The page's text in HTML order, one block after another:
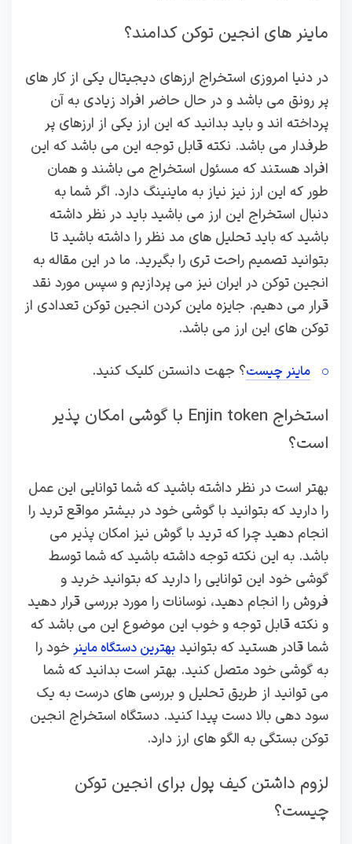
ماینر های انجین توکن کدامند؟
در دنیا امروزی استخراج ارزهای دیجیتال یکی از کار های
پر رونق می باشد و در حال حاضر افراد زیادی به آن
پرداخته اند و باید بدانید که این ارز یکی از ارزهای پر
طرفدار می باشد. نکته قابل توجه این می باشد که این
افراد هستند که مسئول استخراج می باشند و همان
طور که این ارز نیز نیاز به ماینینگ دارد. اگر شما به
دنبال استخراج این ارز می باشید باید در نظر داشته
باشید که باید تحلیل های مد نظر را داشته باشید تا
بتوانید تصمیم راحت تری را بگیرید. ما در این مقاله به
انجین توکن در ایران نیز می پردازیم و سپس مورد نقد
قرار می دهیم. جایزه ماین کردن انجین توکن تعدادی از
توکن های این ارز می باشد.
ماینر چیست؟ جهت دانستن کلیک کنید.
استخراج Enjin token با گوشی امکان پذیر
است؟
بهتر است در نظر داشته باشید که شما توانایی این عمل
را دارید که بتوانید با گوشی خود در بیشتر مواقع ترید را
انجام دهید چرا که ترید با گوش نیز امکان پذیر می
باشد. به این نکته توجه داشته باشید که شما توسط
گوشی خود این توانایی را دارید که بتوانید خرید و
فروش را انجام دهید، نوسانات را مورد بررسی قرار دهید
و نکته قابل توجه و خوب این موضوع این می باشد که
شما قادر هستید که بتوانید بهترین دستگاه ماینر خود را
به گوشی خود متصل کنید. بهتر است بدانید که شما
می توانید از طریق تحلیل و بررسی های درست به یک
سود دهی بالا دست پیدا کنید. دستگاه استخراج انجین
توکن بستگی به الگو های ارز دارد.
لزوم داشتن کیف پول برای انجین توکن
چیست؟